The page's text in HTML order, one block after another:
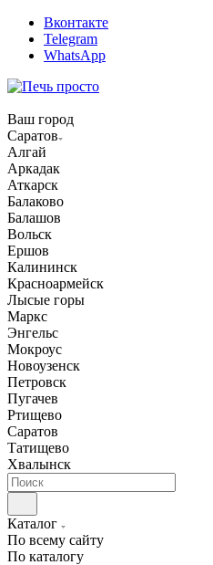
Вконтакте
Telegram
WhatsApp
Ваш город
Саратов
Алгай
Аркадак
Аткарск
Балаково
Балашов
Вольск
Ершов
Калининск
Красноармейск
Лысые горы
Маркс
Энгельс
Мокроус
Новоузенск
Петровск
Пугачев
Ртищево
Саратов
Татищево
Хвалынск
Каталог
По всему сайту
По каталогу